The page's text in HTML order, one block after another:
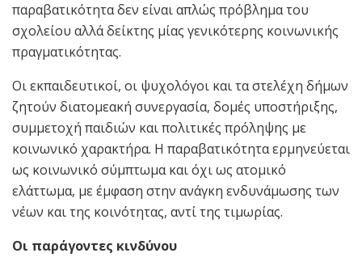
παραβατικότητα δεν είναι απλώς πρόβλημα του
σχολείου αλλά δείκτης μίας γενικότερης κοινωνικής
πραγματικότητας.
Οι εκπαιδευτικοί, οι ψυχολόγοι και τα στελέχη δήμων
ζητούν διατομεακή συνεργασία, δομές υποστήριξης,
συμμετοχή παιδιών και πολιτικές πρόληψης με
κοινωνικό χαρακτήρα. Η παραβατικότητα ερμηνεύεται
ως κοινωνικό σύμπτωμα και όχι ως ατομικό
ελάττωμα, με έμφαση στην ανάγκη ενδυνάμωσης των
νέων και της κοινότητας, αντί της τιμωρίας.
Οι παράγοντες κινδύνου